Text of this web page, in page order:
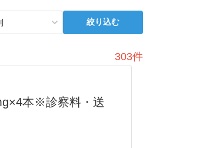
絞り込む
303件
本※診察料・送